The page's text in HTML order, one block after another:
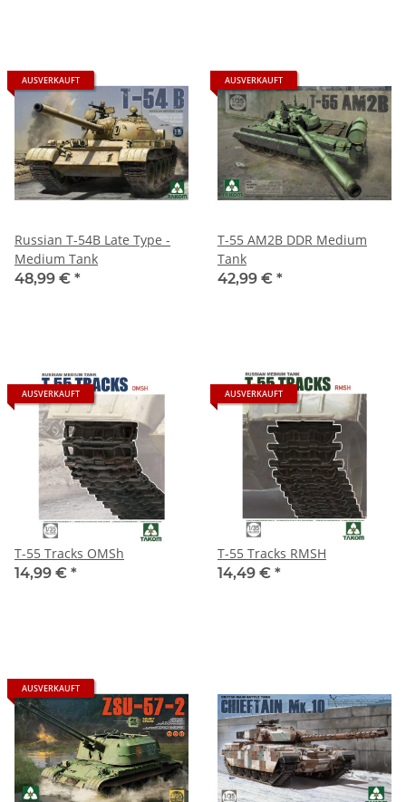
AUSVERKAUFT
Russian T-54B Late Type -
Medium Tank
48,99 € *
AUSVERKAUFT
T-55 AM2B DDR Medium
Tank
42,99 € *
AUSVERKAUFT
T-55 Tracks OMSh
14,99 € *
AUSVERKAUFT
T-55 Tracks RMSH
14,49 € *
AUSVERKAUFT